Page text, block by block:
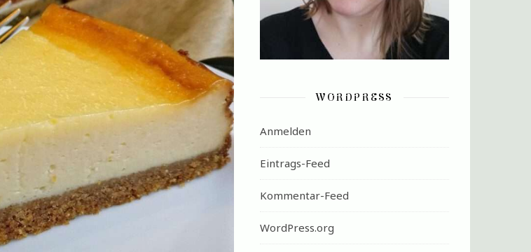
WORDPRESS
Anmelden
Eintrags-Feed
Kommentar-Feed
WordPress.org